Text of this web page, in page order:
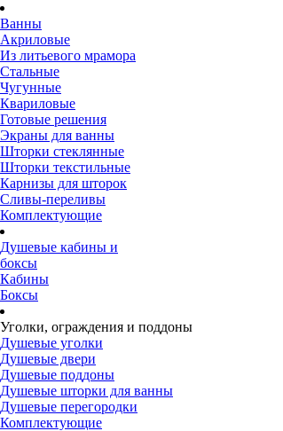
Ванны
Акриловые
Из литьевого мрамора
Стальные
Чугунные
Квариловые
Готовые решения
Экраны для ванны
Шторки стеклянные
Шторки текстильные
Карнизы для шторок
Сливы-переливы
Комплектующие
Душевые кабины и
боксы
Кабины
Боксы
Уголки, ограждения и поддоны
Душевые уголки
Душевые двери
Душевые поддоны
Душевые шторки для ванны
Душевые перегородки
Комплектующие